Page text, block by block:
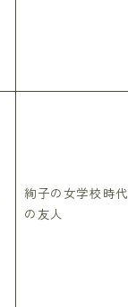
絢子の女学校時代
の友人